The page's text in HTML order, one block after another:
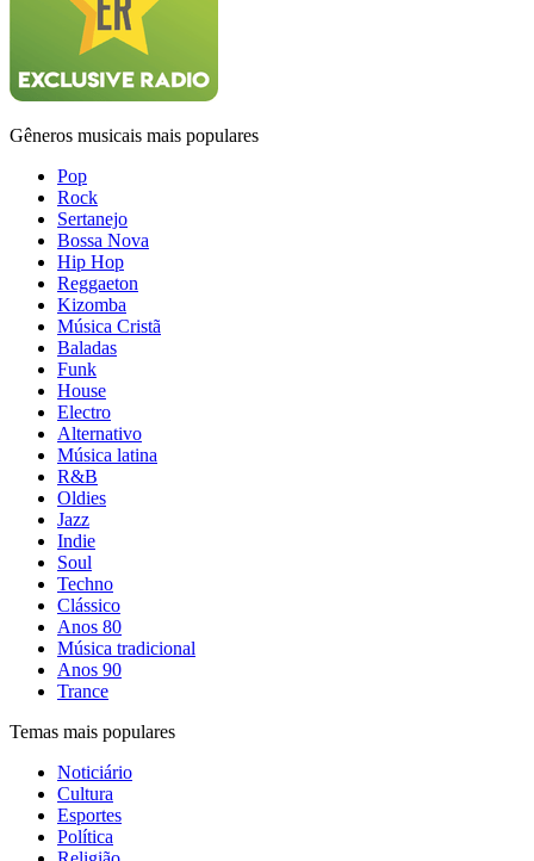
Gêneros musicais mais populares
Pop
Rock
Sertanejo
Bossa Nova
Hip Hop
Reggaeton
Kizomba
Música Cristã
Baladas
Funk
House
Electro
Alternativo
Música latina
R&B
Oldies
Jazz
Indie
Soul
Techno
Clássico
Anos 80
Música tradicional
Anos 90
Trance
Temas mais populares
Noticiário
Cultura
Esportes
Política